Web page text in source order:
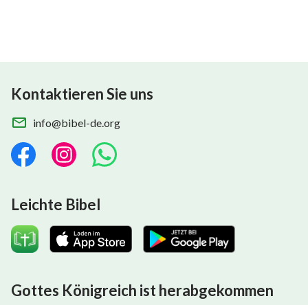
Kontaktieren Sie uns
info@bibel-de.org
Leichte Bibel
Gottes Königreich ist herabgekommen